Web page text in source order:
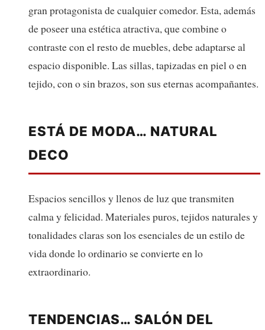
gran protagonista de cualquier comedor. Esta, además
de poseer una estética atractiva, que combine o
contraste con el resto de muebles, debe adaptarse al
espacio disponible. Las sillas, tapizadas en piel o en
tejido, con o sin brazos, son sus eternas acompañantes.
ESTÁ DE MODA… NATURAL
DECO
Espacios sencillos y llenos de luz que transmiten
calma y felicidad. Materiales puros, tejidos naturales y
tonalidades claras son los esenciales de un estilo de
vida donde lo ordinario se convierte en lo
extraordinario.
TENDENCIAS… SALÓN DEL